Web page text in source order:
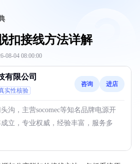
扣接线方法详解
08-04 08:00:00
有限公司
实性核验
咨询 进店
沟，主营socomec等知名品牌电源开
立，专业权威，经验丰富，服务多